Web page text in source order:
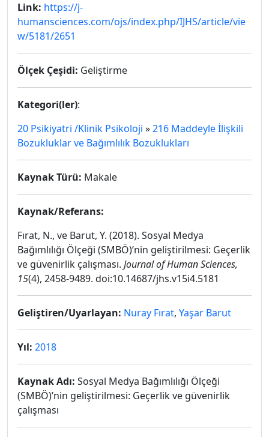
Link: https://j-
humansciences.com/ojs/index.php/IJHS/article/vie
w/5181/2651
Ölçek Çeşidi: Geliştirme
Kategori(ler):
20 Psikiyatri /Klinik Psikoloji »216 Maddeyle İlişkili
Bozukluklar ve Bağımlılık Bozuklukları
Kaynak Türü: Makale
Kaynak/Referans:
Fırat, N., ve Barut, Y. (2018). Sosyal Medya
Bağımlılığı Ölçeği (SMBÖ)’nin geliştirilmesi: Geçerlik
ve güvenirlik çalışması. Journal of Human Sciences,
15(4), 2458-9489. doi:10.14687/jhs.v15i4.5181
Geliştiren/Uyarlayan: Nuray Fırat, Yaşar Barut
Yıl: 2018
Kaynak Adı: Sosyal Medya Bağımlılığı Ölçeği
(SMBÖ)’nin geliştirilmesi: Geçerlik ve güvenirlik
çalışması